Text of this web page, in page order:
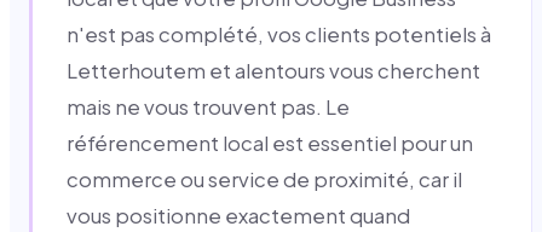
n'est pas complété, vos clients potentiels à
Letterhoutem et alentours vous cherchent
mais ne vous trouvent pas. Le
référencement local est essentiel pour un
commerce ou service de proximité, car il
vous positionne exactement quand